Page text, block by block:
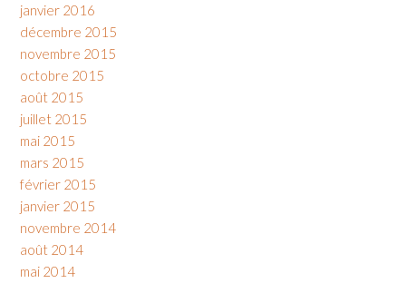
janvier 2016
décembre 2015
novembre 2015
octobre 2015
août 2015
juillet 2015
mai 2015
mars 2015
février 2015
janvier 2015
novembre 2014
août 2014
mai 2014